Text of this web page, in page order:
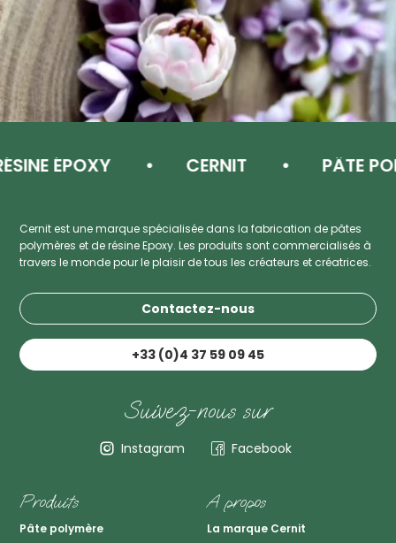
ÉPOXY CERNIT PÂTE
Cernit est une marque spécialisée dans la fabrication de pâtes
polymères et de résine Epoxy. Les produits sont commercialisés à
travers le monde pour le plaisir de tous les créateurs et créatrices.
Contactez-nous
+33 (0)4 37 59 09 45
Suivez-nous sur
Instagram Facebook
Produits
Pâte polymère
A propos
La marque Cernit